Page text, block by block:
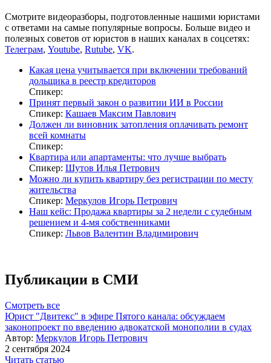
Смотрите видеоразборы, подготовленные нашими юристами
с ответами на самые популярные вопросы. Больше видео и
полезных советов от юристов в наших каналах в соцсетях:
Телеграм, Youtube, Rutube, VK.
Какая цена учитывается при включении требований
дольщика в реестр кредиторов
Спикер:
Принят первый закон о развитии ИИ в России
Спикер: Кашаев Максим Павлович
Должен ли виновник затопления оплачивать ремонт
всей комнаты
Спикер:
Квартира или апартаменты: что лучше выбрать
Спикер: Шутов Илья Петрович
Можно ли купить квартиру без регистрации по месту
жительства
Спикер: Меркулов Игорь Петрович
Наш кейс: Продажа квартиры за 2 недели с судебным
решением и 4-мя собственниками
Спикер: Львов Валентин Владимирович
Публикации в СМИ
Смотреть все
Юрист "Двитекс" в эфире Пятого канала: обсуждаем
законопроект по введению адвокатской монополии в судах
Автор: Меркулов Игорь Петрович
2 сентября 2024
Читать статью